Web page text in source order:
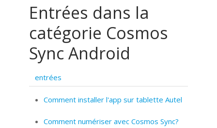
Entrées dans la
catégorie Cosmos
Sync Android
entrées
Comment installer l'app sur tablette Autel
Comment numériser avec Cosmos Sync?